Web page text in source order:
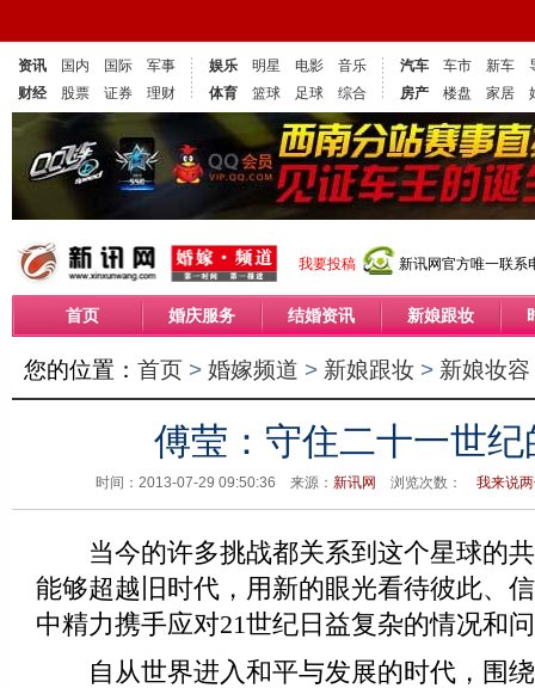
资讯 国内 国际
军事
财经
股票 证券 理财
娱乐 明星 电影
音乐
体育
篮球 足球 综合
汽车 车市 新车
房产
楼盘 家居
我要投稿 新讯网官方唯一联
首页 婚庆服务 结婚资讯 新娘跟妆
您的位置： 首页 > 婚嫁频道 > 新娘跟妆 > 新娘妆容
傅莹：守住二十一世纪
时间：2013-07-29 09:50:36 来源： 新讯网 浏览次数： 我来说
当今的许多挑战都关系到这个星球的共
能够超越旧时代，用新的眼光看待彼此、
中精力携手应对21世纪日益复杂的情况和
自从世界进入和平与发展的时代，围绕